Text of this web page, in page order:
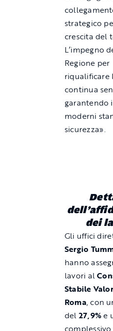
strategico
crescita del
L’impegno
Regione per
riqualificare
continua
garantendo
moderni
sicurezza».
dei
Gli uffici
Sergio
hanno
lavori al
Stabile
Roma, con
del 27,9% e